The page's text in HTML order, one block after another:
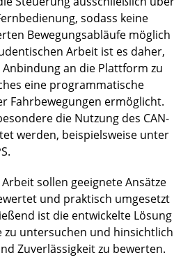
sodass keine
Bewegungsabläufe möglich
Arbeit ist es daher,
an die Plattform zu
eine programmatische
Fahrbewegungen ermöglicht.
die Nutzung des CAN-
werden, beispielsweise unter
sollen geeignete Ansätze
und praktisch umgesetzt
ist die entwickelte Lösung
zu untersuchen und hinsichtlich
Zuverlässigkeit zu bewerten.